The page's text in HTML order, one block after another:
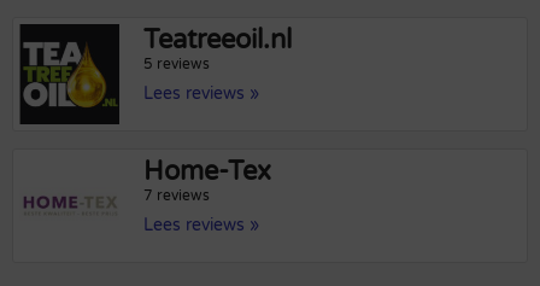
Teatreeoil.nl
5 reviews
Lees reviews »
Home-Tex
7 reviews
Lees reviews »